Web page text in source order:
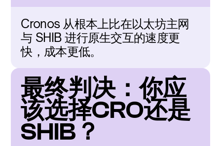
Cronos 从根本上比在以太坊主网
与 SHIB 进行原生交互的速度更
快，成本更低。
最终判决：你应
该选择CRO还是
SHIB？